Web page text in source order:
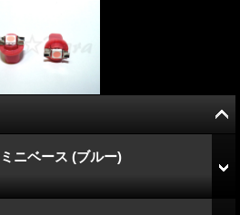
ニベース (ブルー)